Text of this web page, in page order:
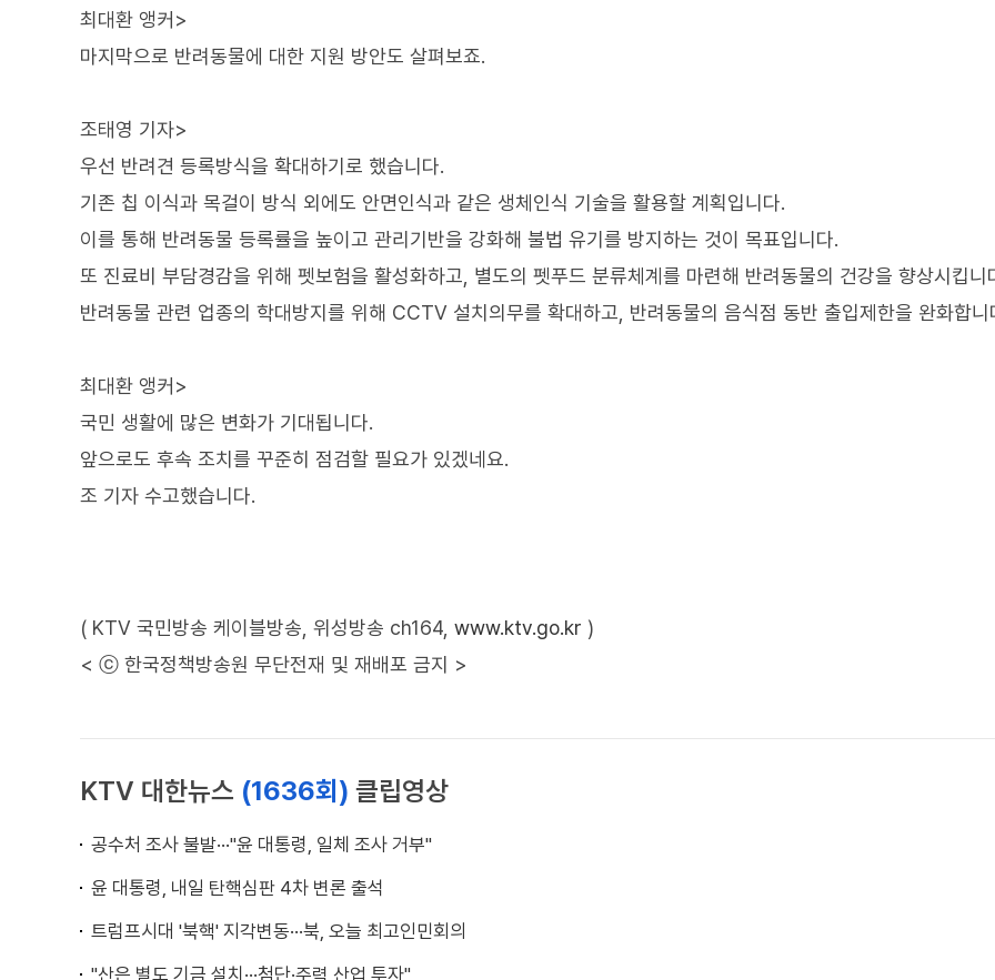
최대환 앵커>
마지막으로 반려동물에 대한 지원 방안도 살펴보죠.
조태영 기자>
우선 반려견 등록방식을 확대하기로 했습니다.
기존 칩 이식과 목걸이 방식 외에도 안면인식과 같은 생체인식 기술을 활용할 계획입니다.
이를 통해 반려동물 등록률을 높이고 관리기반을 강화해 불법 유기를 방지하는 것이 목표입니다.
또 진료비 부담경감을 위해 펫보험을 활성화하고, 별도의 펫푸드 분류체계를 마련해 반려동물의 건강을 향상시킵니
반려동물 관련 업종의 학대방지를 위해 CCTV 설치의무를 확대하고, 반려동물의 음식점 동반 출입제한을 완화합니
최대환 앵커>
국민 생활에 많은 변화가 기대됩니다.
앞으로도 후속 조치를 꾸준히 점검할 필요가 있겠네요.
조 기자 수고했습니다.
( KTV 국민방송 케이블방송, 위성방송 ch164, www.ktv.go.kr )
< ⓒ 한국정책방송원 무단전재 및 재배포 금지 >
KTV 대한뉴스 (1636회) 클립영상
공수처 조사 불발···"윤 대통령, 일체 조사 거부"
윤 대통령, 내일 탄핵심판 4차 변론 출석
트럼프시대 '북핵' 지각변동···북, 오늘 최고인민회의
"산은 별도 기금 설치···첨단·주력 산업 투자"